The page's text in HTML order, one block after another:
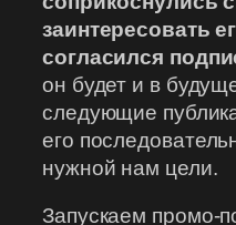
заинтересовать
согласился
он будет и в
следующие
его
нужной нам цели.
Запускаем промо-